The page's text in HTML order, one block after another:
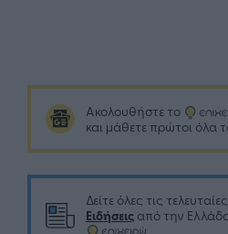
Ακολουθήστε το
και μάθετε πρώτοι όλα
Δείτε όλες τις
Ειδήσεις από την